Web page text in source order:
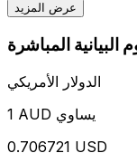
عرض المزيد
الدولار الأمريكي
1 AUD يساوي
0.706721 USD